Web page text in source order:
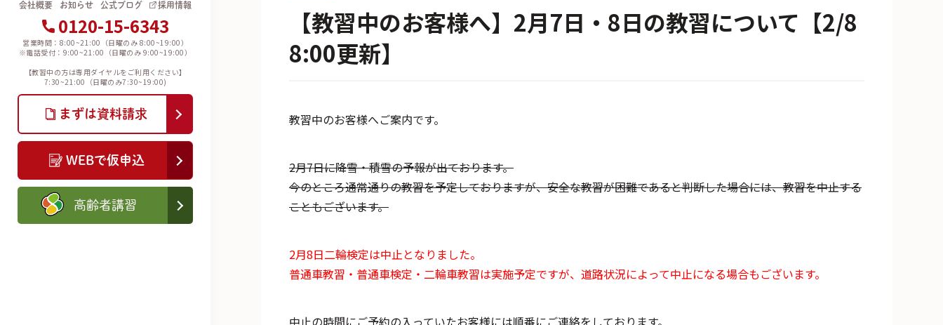
会社概要 お知らせ 公式ブログ 採用情報
0120-15-6343
営業時間：8:00~21:00（日曜のみ 8:00~19:00）
※電話受付：9:00~21:00（日曜のみ 9:00~19:00）
【教習中の方は専用ダイヤルをご利用ください】
7:30~21:00（日曜のみ7:30~19:00)
まずは資料請求
WEBで仮申込
高齢者講習
【教習中のお客様へ】2月7日・8日の教習について【2/8
8:00更新】
教習中のお客様へご案内です。
2月7日に降雪・積雪の予報が出ております。
今のところ通常通りの教習を予定しておりますが、安全な教習が困難であると判断した場合には、教習を中止する
こともございます。
2月8日二輪検定は中止となりました。
普通車教習・普通車検定・二輪車教習は実施予定ですが、道路状況によって中止になる場合もございます。
中止の時間にご予約の入っていたお客様には順番にご連絡をしております。